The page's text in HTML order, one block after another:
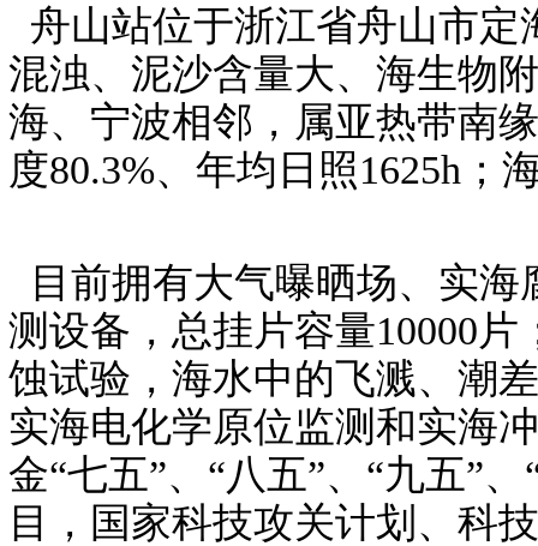
舟山站位于浙江省舟山市定
混浊、泥沙含量大、海生物
海、宁波相邻，属亚热带南
度80.3%、年均日照1625h；
目前拥有大气曝晒场、实
测设备，总挂片容量10000
蚀试验，海水中的飞溅、潮
实海电化学原位监测和实海
金“七五”、“八五”、“九五”
目，国家科技攻关计划、科